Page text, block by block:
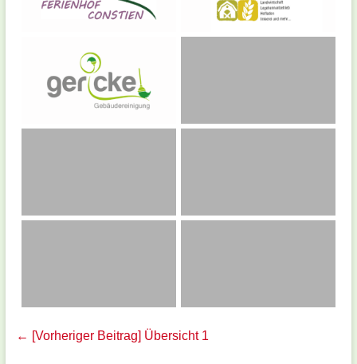
← [Vorheriger Beitrag] Übersicht 1